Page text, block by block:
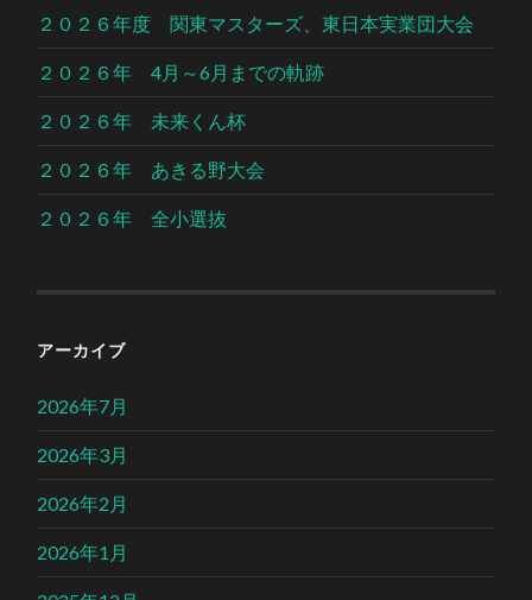
２０２６年度 関東マスターズ、東日本実業団大会
２０２６年 4月～6月までの軌跡
２０２６年 未来くん杯
２０２６年 あきる野大会
２０２６年 全小選抜
アーカイブ
2026年7月
2026年3月
2026年2月
2026年1月